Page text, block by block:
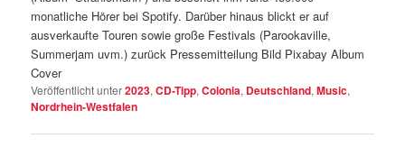
monatliche Hörer bei Spotify. Darüber hinaus blickt er auf
ausverkaufte Touren sowie große Festivals (Parookaville,
Summerjam uvm.) zurück Pressemitteilung Bild Pixabay Album
Cover
Veröffentlicht unter2023,CD-Tipp,Colonia, Deutschland,Music,
Nordrhein-Westfalen